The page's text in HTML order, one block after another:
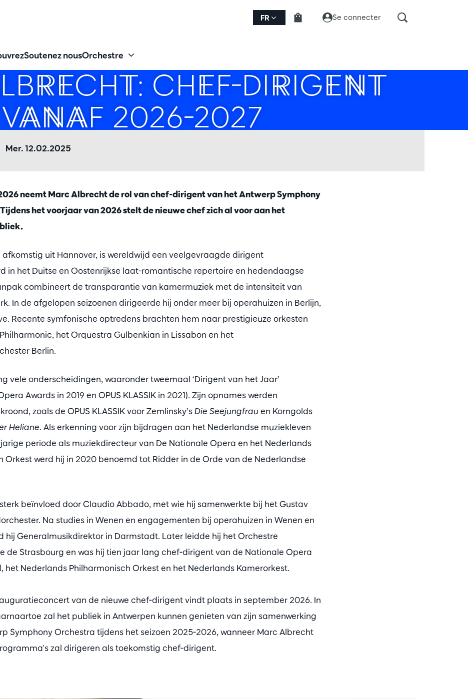
FR Se connecter
Soutenez nousOrchestre
CHEF-DIRIGENT
VANAF 2026-2027
Mer. 12.02.2025
neemt Marc Albrecht de rol van chef-dirigent van het Antwerp Symphony
het voorjaar van 2026 stelt de nieuwe chef zich al voor aan het
afkomstig uit Hannover, is wereldwijd een veelgevraagde dirigent
in het Duitse en Oostenrijkse laat-romantische repertoire en hedendaagse
combineert de transparantie van kamermuziek met de intensiteit van
In de afgelopen seizoenen dirigeerde hij onder meer bij operahuizen in Berlijn,
Recente symfonische optredens brachten hem naar prestigieuze orkesten
het Orquestra Gulbenkian in Lissabon en het
Berlin.
vele onderscheidingen, waaronder tweemaal ‘Dirigent van het Jaar’
Awards in 2019 en OPUS KLASSIK in 2021). Zijn opnames werden
zoals de OPUS KLASSIK voor Zemlinsky’sDie Seejungfrau en Korngolds
Heliane. Als erkenning voor zijn bijdragen aan het Nederlandse muziekleven
periode als muziekdirecteur van De Nationale Opera en het Nederlands
Orkest werd hij in 2020 benoemd tot Ridder in de Orde van de Nederlandse
beïnvloed door Claudio Abbado, met wie hij samenwerkte bij het Gustav
Na studies in Wenen en engagementen bij operahuizen in Wenen en
hij Generalmusikdirektor in Darmstadt. Later leidde hij het Orchestre
de Strasbourg en was hij tien jaar lang chef-dirigent van de Nationale Opera
het Nederlands Philharmonisch Orkest en het Nederlands Kamerorkest.
van de nieuwe chef-dirigent vindt plaats in september 2026. In
zal het publiek in Antwerpen kunnen genieten van zijn samenwerking
Symphony Orchestra tijdens het seizoen 2025-2026, wanneer Marc Albrecht
zal dirigeren als toekomstig chef-dirigent.